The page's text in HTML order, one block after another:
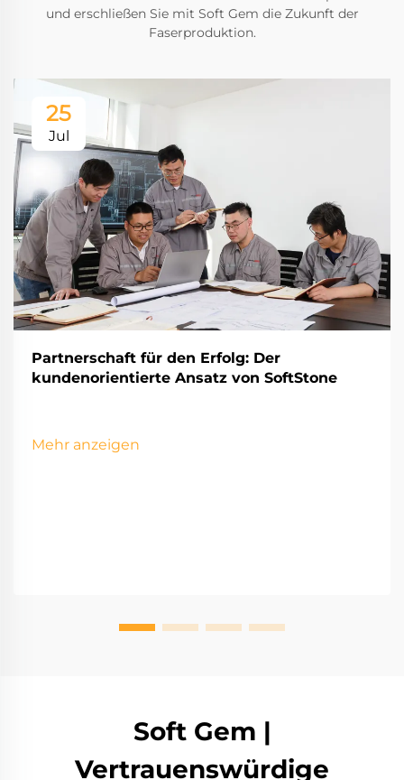
und erschließen Sie mit Soft Gem die Zukunft der
Faserproduktion.
25
Jul
Partnerschaft für den Erfolg: Der
kundenorientierte Ansatz von SoftStone
Mehr anzeigen
Soft Gem |
Vertrauenswürdige